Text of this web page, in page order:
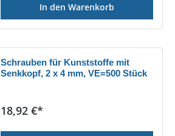
In den Warenkorb
Schrauben für Kunststoffe mit
Senkkopf, 2 x 4 mm, VE=500 Stück
Regulärer Preis:
18,92 €*